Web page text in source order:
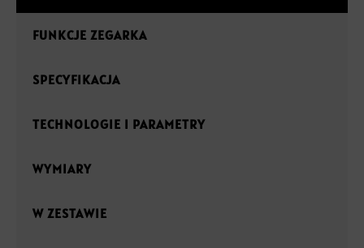
FUNKCJE ZEGARKA
SPECYFIKACJA
TECHNOLOGIE I PARAMETRY
WYMIARY
W ZESTAWIE